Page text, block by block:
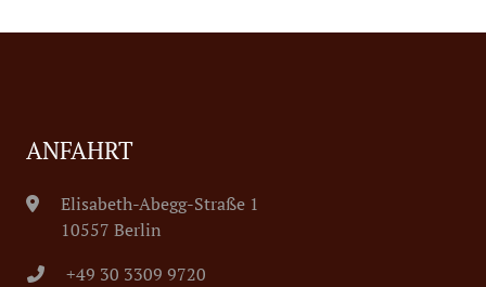
ANFAHRT
Elisabeth-Abegg-Straße 1
10557 Berlin
+49 30 3309 9720